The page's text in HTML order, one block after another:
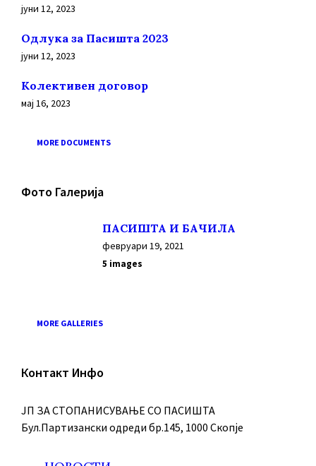
јуни 12, 2023
Oдлука за Пасишта 2023
јуни 12, 2023
Колективен договор
мај 16, 2023
MORE DOCUMENTS
Фото Галерија
ПАСИШТА И БАЧИЛА
февруари 19, 2021
5 images
MORE GALLERIES
Контакт Инфо
ЈП ЗА СТОПАНИСУВАЊЕ СО ПАСИШТА
Бул.Партизански oдреди бр.145, 1000 Скопје